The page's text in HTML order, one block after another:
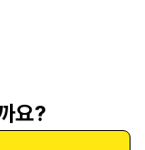
요?